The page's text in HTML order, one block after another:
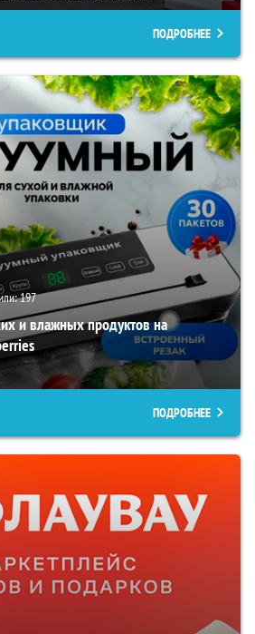
ПОДРОБНЕЕ
197
и влажных продуктов на
ПОДРОБНЕЕ